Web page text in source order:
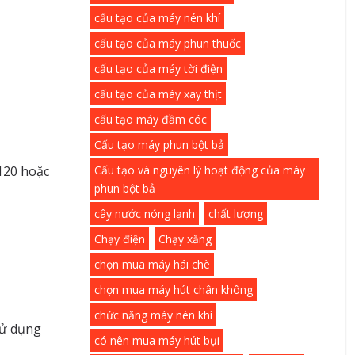
hoặc
dụng
cấu tạo của máy nén khí
cấu tạo của máy phun thuốc
cấu tạo của máy tời điện
cấu tạo của máy xay thịt
cấu tạo máy đầm cóc
Cấu tạo máy phun bột bả
Cấu tạo và nguyên lý hoạt động của máy
phun bột bả
cây nước nóng lạnh
chất lượng
Chạy điện
Chạy xăng
chọn mua máy hái chè
chọn mua máy hút chân không
chức năng máy nén khí
có nên mua máy hút bụi